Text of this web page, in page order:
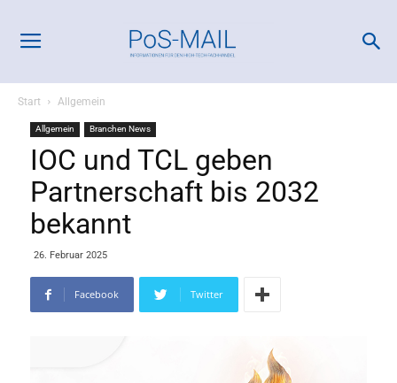
Start Allgemein
Allgemein Branchen News
IOC und TCL geben
Partnerschaft bis 2032
bekannt
26. Februar 2025
Facebook Twitter